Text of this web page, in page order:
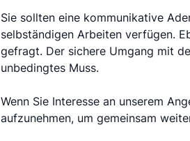
Sie sollten eine kommunikative
selbständigen Arbeiten verfügen.
gefragt. Der sichere Umgang mit
unbedingtes Muss.
Wenn Sie Interesse an unserem
aufzunehmen, um gemeinsam